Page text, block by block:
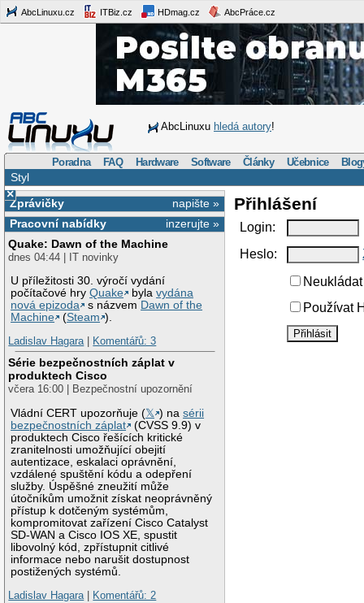
AbcLinuxu.cz ITBiz.cz HDmag.cz AbcPráce.cz
AbcLinuxu hledá autory!
Poradna FAQ Hardware Software Články Učebnice
Styl
×
napište »
Zprávičky
inzerujte »
Pracovní nabídky
Quake: Dawn of the Machine
dnes 04:44 | IT novinky
U příležitosti 30. výročí vydání
počítačové hryQuake bylavydána
nová epizoda
s názvem Dawn of the
Machine
(Steam ).
Ladislav Hagara| Komentářů: 3
Série bezpečnostních záplat v
produktech Cisco
včera 16:00 | Bezpečnostní upozornění
Vládní CERT upozorňuje (𝕏 ) nasérii
bezpečnostních záplat
(CVSS 9.9) v
produktech Cisco řešících kritické
zranitelnosti umožňující obejití
autentizace, eskalaci oprávnění,
vzdálené spuštění kódu a odepření
služby. Úspěšné zneužití může
útočníkům umožnit získat neoprávněný
přístup k dotčeným systémům,
kompromitovat zařízení Cisco Catalyst
SD-WAN a Cisco IOS XE, spustit
libovolný kód, zpřístupnit citlivé
informace nebo narušit dostupnost
postižených systémů.
Ladislav Hagara| Komentářů: 2
Přihlášení
Login:
Heslo:
Používat